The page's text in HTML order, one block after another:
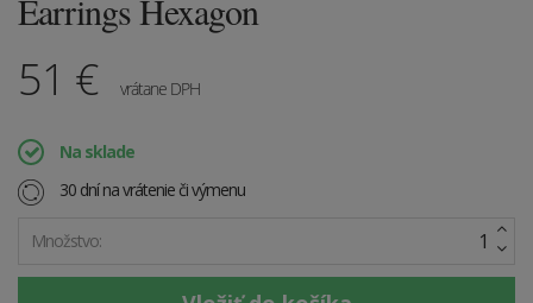
Earrings Hexagon
51 € vrátane DPH
Na sklade
30 dní na vrátenie či výmenu
Množstvo: